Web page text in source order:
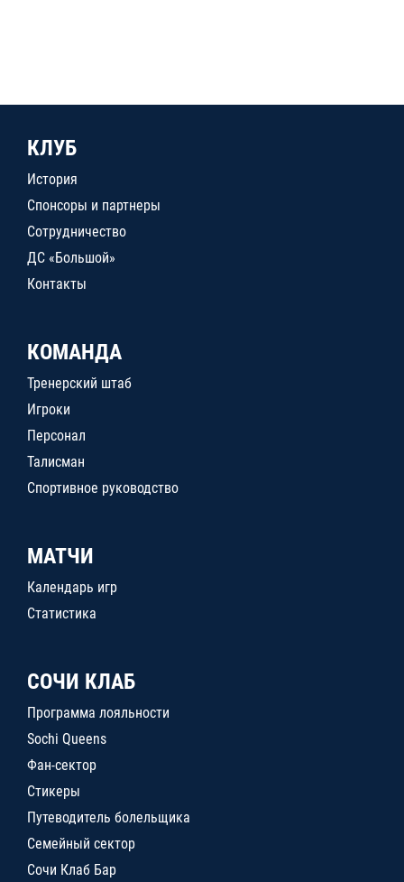
КЛУБ
История
Спонсоры и партнеры
Сотрудничество
ДС «Большой»
Контакты
КОМАНДА
Тренерский штаб
Игроки
Персонал
Талисман
Спортивное руководство
МАТЧИ
Календарь игр
Статистика
СОЧИ КЛАБ
Программа лояльности
Sochi Queens
Фан-сектор
Стикеры
Путеводитель болельщика
Семейный сектор
Сочи Клаб Бар